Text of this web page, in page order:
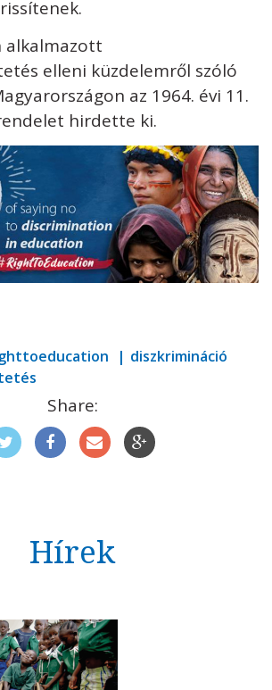
alkalmazott
elleni küzdelemről szóló
az 1964. évi 11.
hirdette ki.
diszkrimináció
Share:
Hírek